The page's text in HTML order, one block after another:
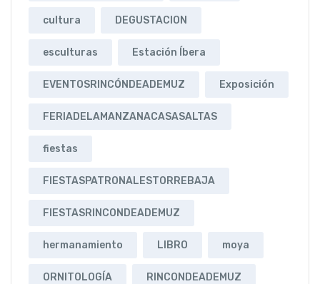
cultura DEGUSTACION
esculturas Estación Íbera
EVENTOSRINCÓNDEADEMUZ Exposición
FERIADELAMANZANACASASALTAS
fiestas
FIESTASPATRONALESTORREBAJA
FIESTASRINCONDEADEMUZ
hermanamiento LIBRO moya
ORNITOLOGÍA RINCONDEADEMUZ